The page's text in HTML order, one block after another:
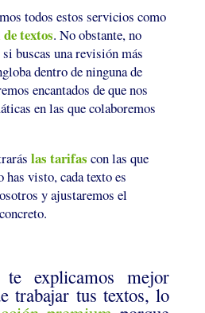
todos estos servicios como
textos. No obstante, no
buscas una revisión más
dentro de ninguna de
encantados de que nos
en las que colaboremos
las tarifas con las que
visto, cada texto es
y ajustaremos el
explicamos mejor
trabajar tus textos, lo